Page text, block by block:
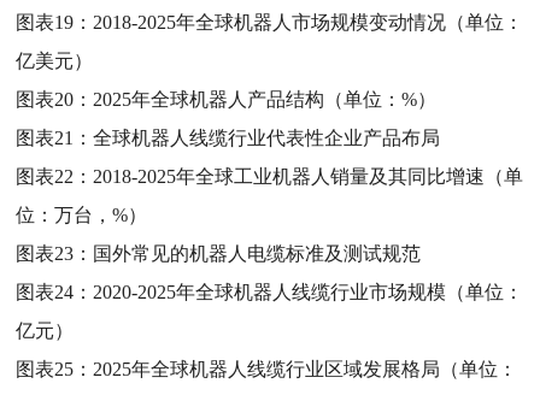
图表19： 2018-2025年全球机器人市场规模变动情况（单位：
亿美元）
图表20： 2025年全球机器人产品结构（单位：%）
图表21：全球机器人线缆行业代表性企业产品布局
图表22： 2018-2025年全球工业机器人销量及其同比增速（单
位：万台，%）
图表23： 国外常见的机器人电缆标准及测试规范
图表24： 2020-2025年全球机器人线缆行业市场规模（单位：
亿元）
图表25： 2025年全球机器人线缆行业区域发展格局（单位：